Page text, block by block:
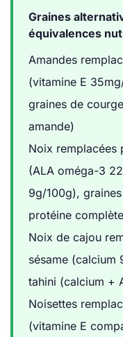
Graines
équivalences
Amandes
(vitamine E
graines de
amande)
Noix remplacées
(ALA oméga-3
9g/100g),
protéine
Noix de cajou
sésame (calcium
tahini (calcium +
Noisettes
(vitamine E